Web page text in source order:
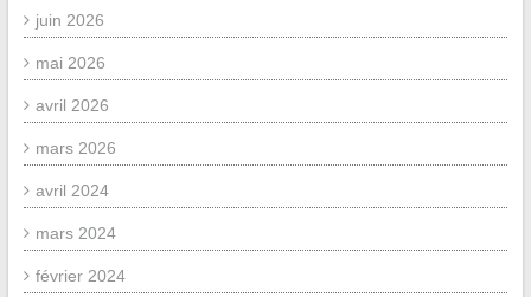
juin 2026
mai 2026
avril 2026
mars 2026
avril 2024
mars 2024
février 2024